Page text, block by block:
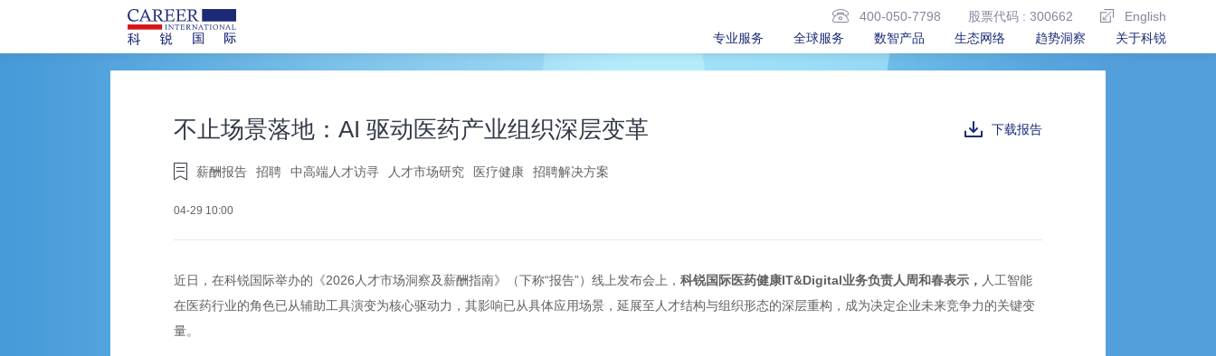
400-050-7798 股票代码 : 300662
English
专业服务
全球服务 数智产品 生态网络 趋势洞察 关于科锐
不止场景落地：AI 驱动医药产业组织深层变革 下载报告
薪酬报告 招聘 中高端人才访寻 人才市场研究 医疗健康 招聘解决方案
04-29 10:00
近日，在科锐国际举办的《2026人才市场洞察及薪酬指南》（下称“报告”）线上发布会上， 科锐国际医药健康IT&Digital业务负责人周和春表示， 人工智能
在医药行业的角色已从辅助工具演变为核心驱动力，其影响已从具体应用场景，延展至人才结构与组织形态的深层重构，成为决定企业未来竞争力的关键变
量。